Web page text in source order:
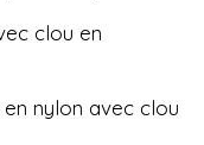
clou en
nylon avec clou